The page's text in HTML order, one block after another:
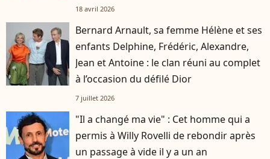
18 avril 2026
Bernard Arnault, sa femme Hélène et ses
enfants Delphine, Frédéric, Alexandre,
Jean et Antoine : le clan réuni au complet
à l’occasion du défilé Dior
7 juillet 2026
"Il a changé ma vie" : Cet homme qui a
permis à Willy Rovelli de rebondir après
un passage à vide il y a un an